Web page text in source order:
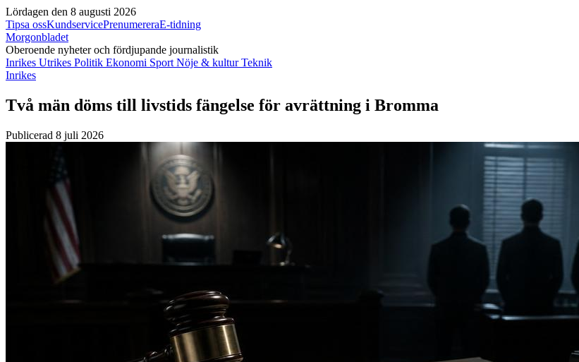
Lördagen den 8 augusti 2026
Tipsa ossKundservicePrenumereraE-tidning
Morgonbladet
Oberoende nyheter och fördjupande journalistik
Inrikes Utrikes Politik Ekonomi Sport Nöje & kulturTeknik
Inrikes
Två män döms till livstids fängelse för avrättning i Bromma
Publicerad 8 juli 2026